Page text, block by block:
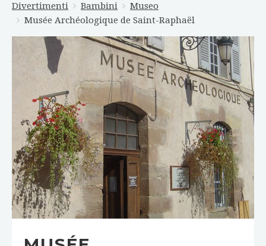
Divertimenti Bambini
Museo
Musée Archéologique de Saint-Raphaël